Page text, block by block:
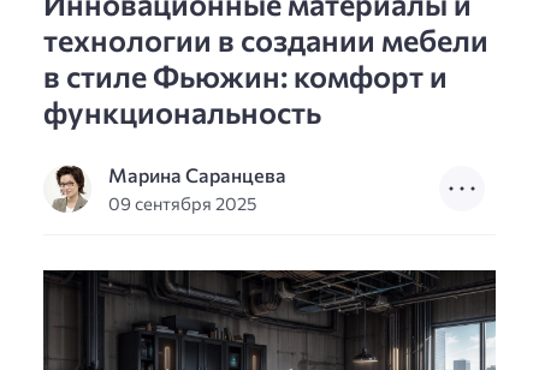
технологии в создании мебели
в стиле Фьюжин: комфорт и
функциональность
Марина Саранцева
09 сентября 2025